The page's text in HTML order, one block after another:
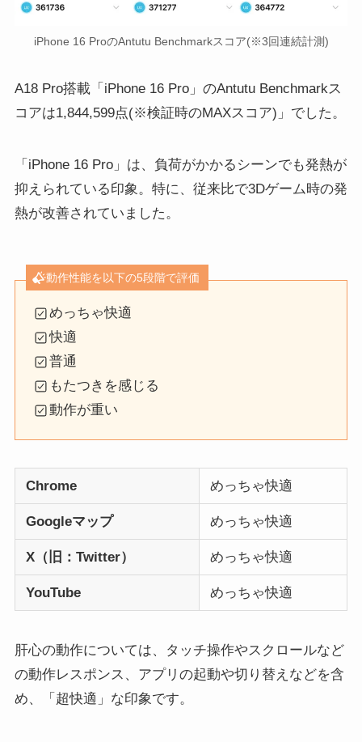
iPhone 16 ProのAntutu Benchmarkスコア(※3回連続計測)
A18 Pro搭載「iPhone 16 Pro」のAntutu Benchmarkス
コアは1,844,599点(※検証時のMAXスコア)」でした。
「iPhone 16 Pro」は、負荷がかかるシーンでも発熱が
抑えられている印象。特に、従来比で3Dゲーム時の発
熱が改善されていました。
動作性能を以下の5段階で評価
めっちゃ快適
快適
普通
もたつきを感じる
動作が重い
Chrome めっちゃ快適
Googleマップ めっちゃ快適
X（旧：Twitter） めっちゃ快適
YouTube めっちゃ快適
肝心の動作については、タッチ操作やスクロールなど
の動作レスポンス、アプリの起動や切り替えなどを含
め、「超快適」な印象です。